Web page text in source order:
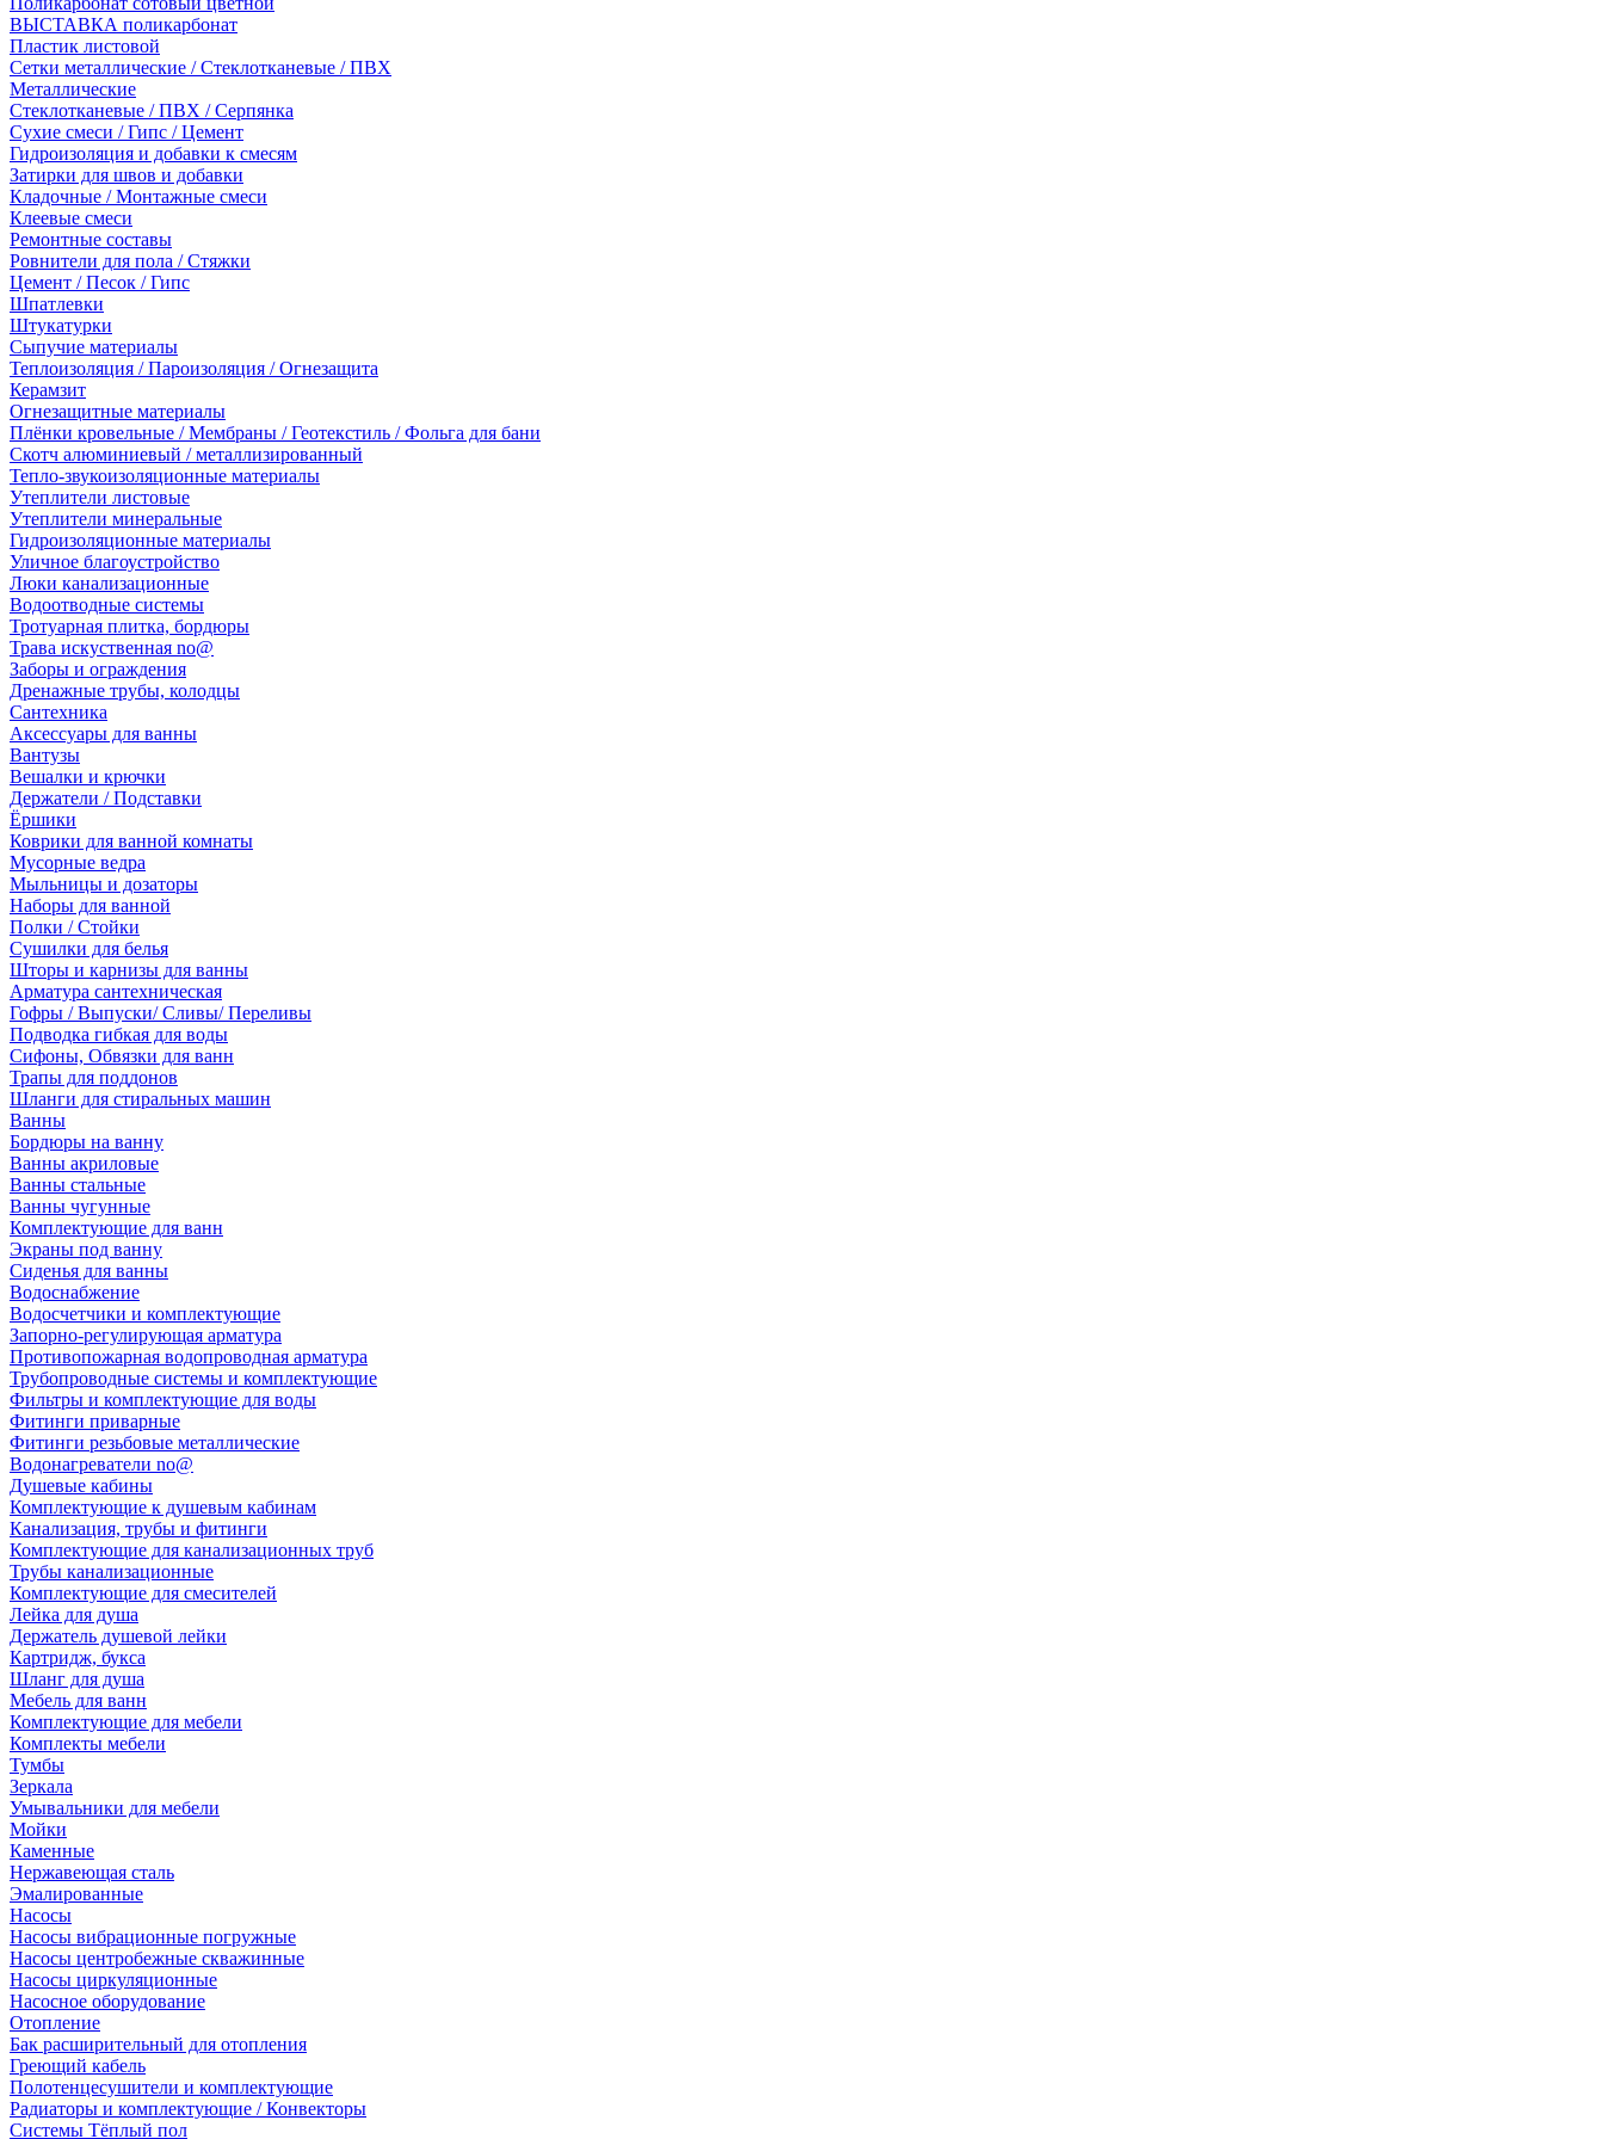
ВЫСТАВКА поликарбонат
Пластик листовой
Сетки металлические / Стеклотканевые / ПВХ
Металлические
Стеклотканевые / ПВХ / Серпянка
Сухие смеси / Гипс / Цемент
Гидроизоляция и добавки к смесям
Затирки для швов и добавки
Кладочные / Монтажные смеси
Клеевые смеси
Ремонтные составы
Ровнители для пола / Стяжки
Цемент / Песок / Гипс
Шпатлевки
Штукатурки
Сыпучие материалы
Теплоизоляция / Пароизоляция / Огнезащита
Керамзит
Огнезащитные материалы
Плёнки кровельные / Мембраны / Геотекстиль / Фольга для бани
Скотч алюминиевый / металлизированный
Тепло-звукоизоляционные материалы
Утеплители листовые
Утеплители минеральные
Гидроизоляционные материалы
Уличное благоустройство
Люки канализационные
Водоотводные системы
Тротуарная плитка, бордюры
Трава искуственная no@
Заборы и ограждения
Дренажные трубы, колодцы
Сантехника
Аксессуары для ванны
Вантузы
Вешалки и крючки
Держатели / Подставки
Ёршики
Коврики для ванной комнаты
Мусорные ведра
Мыльницы и дозаторы
Наборы для ванной
Полки / Стойки
Сушилки для белья
Шторы и карнизы для ванны
Арматура сантехническая
Гофры / Выпуски/ Сливы/ Переливы
Подводка гибкая для воды
Сифоны, Обвязки для ванн
Трапы для поддонов
Шланги для стиральных машин
Ванны
Бордюры на ванну
Ванны акриловые
Ванны стальные
Ванны чугунные
Комплектующие для ванн
Экраны под ванну
Сиденья для ванны
Водоснабжение
Водосчетчики и комплектующие
Запорно-регулирующая арматура
Противопожарная водопроводная арматура
Трубопроводные системы и комплектующие
Фильтры и комплектующие для воды
Фитинги приварные
Фитинги резьбовые металлические
Водонагреватели no@
Душевые кабины
Комплектующие к душевым кабинам
Канализация, трубы и фитинги
Комплектующие для канализационных труб
Трубы канализационные
Комплектующие для смесителей
Лейка для душа
Держатель душевой лейки
Картридж, букса
Шланг для душа
Мебель для ванн
Комплектующие для мебели
Комплекты мебели
Тумбы
Зеркала
Умывальники для мебели
Мойки
Каменные
Нержавеющая сталь
Эмалированные
Насосы
Насосы вибрационные погружные
Насосы центробежные скважинные
Насосы циркуляционные
Насосное оборудование
Отопление
Бак расширительный для отопления
Греющий кабель
Полотенцесушители и комплектующие
Радиаторы и комплектующие / Конвекторы
Системы Тёплый пол